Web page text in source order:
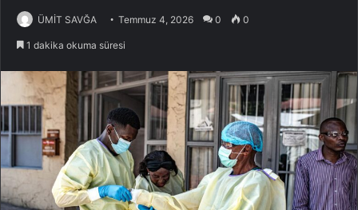
ÜMİT SAVĞA Temmuz 4, 2026 0 0
1 dakika okuma süresi